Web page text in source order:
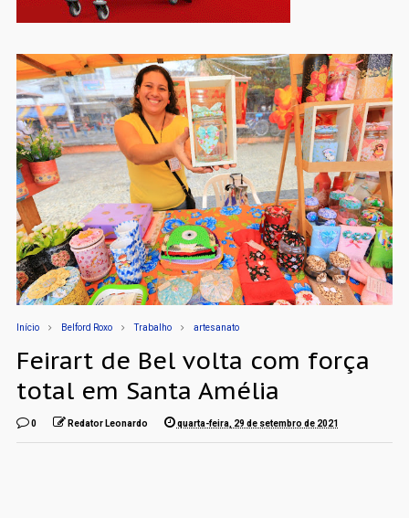
Início Belford Roxo Trabalho artesanato
Feirart de Bel volta com força
total em Santa Amélia
0 Redator Leonardo quarta-feira, 29 de setembro de 2021